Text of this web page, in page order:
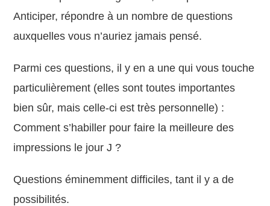
Anticiper, répondre à un nombre de questions
auxquelles vous n’auriez jamais pensé.
Parmi ces questions, il y en a une qui vous touche
particulièrement (elles sont toutes importantes
bien sûr, mais celle-ci est très personnelle) :
Comment s’habiller pour faire la meilleure des
impressions le jour J ?
Questions éminemment difficiles, tant il y a de
possibilités.